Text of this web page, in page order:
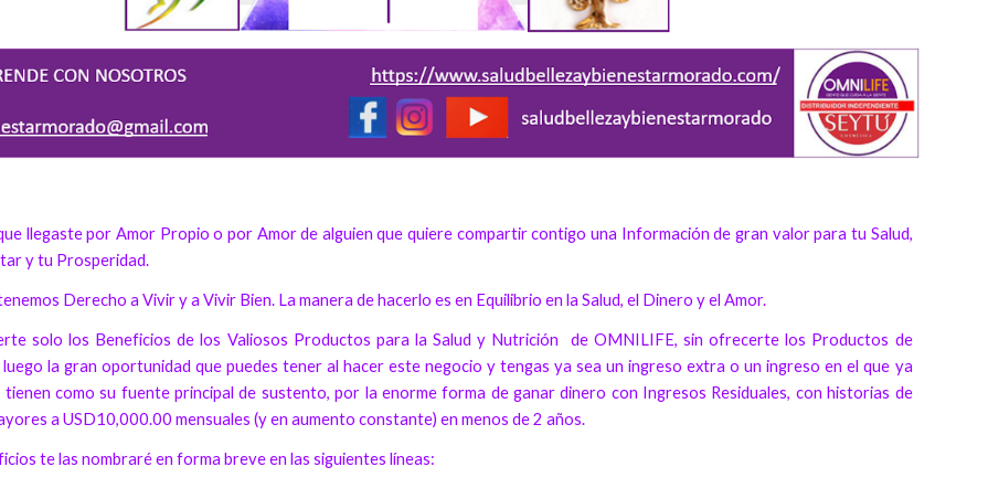
llegaste por Amor Propio o por Amor de alguien que quiere compartir contigo una Información de gran valor para tu Salud,
y tu Prosperidad.
Derecho a Vivir y a Vivir Bien. La manera de hacerlo es en Equilibrio en la Salud, el Dinero y el Amor.
solo los Beneficios de los Valiosos Productos para la Salud y Nutrición de OMNILIFE, sin ofrecerte los Productos de
luego la gran oportunidad que puedes tener al hacer este negocio y tengas ya sea un ingreso extra o un ingreso en el que ya
tienen como su fuente principal de sustento, por la enorme forma de ganar dinero con Ingresos Residuales, con historias de
a USD10,000.00 mensuales (y en aumento constante) en menos de 2 años.
te las nombraré en forma breve en las siguientes líneas: